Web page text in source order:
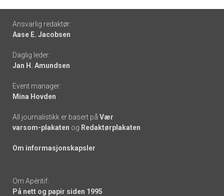
Footer
-
links
Ansvarlig redaktør:
Aase E. Jacobsen
Daglig leder:
Jan H. Amundsen
Event manager:
Mina Hovden
All journalistikk er basert på Vær
varsom-plakaten og Redaktørplakaten
Om informasjonskapsler
Om Apéritif:
På nett og papir siden 1995